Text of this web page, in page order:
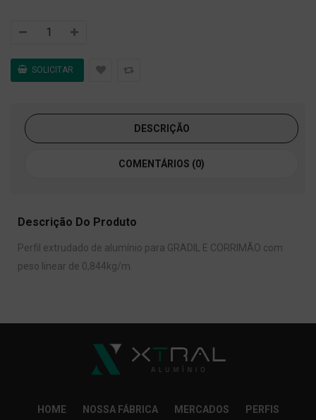
DESCRIÇÃO
COMENTÁRIOS (0)
Descrição Do Produto
Perfil extrudado de alumínio para GRADIL E CORRIMÃO com
peso linear de 0,844kg/m.
HOME NOSSA FÁBRICA MERCADOS PERFIS